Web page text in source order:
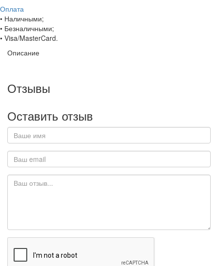
Оплата
• Наличными;
• Безналичными;
• Visa/MasterCard.
Описание
Отзывы
Оставить отзыв